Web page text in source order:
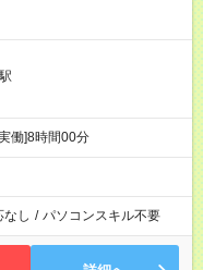
働]8時間00分
なし / パソコンスキル不要